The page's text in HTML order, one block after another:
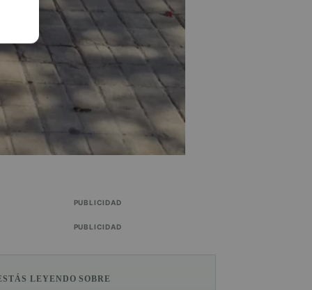
PUBLICIDAD
PUBLICIDAD
LEYENDO SOBRE